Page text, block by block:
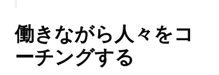
働きながら人々をコ
ーチングする